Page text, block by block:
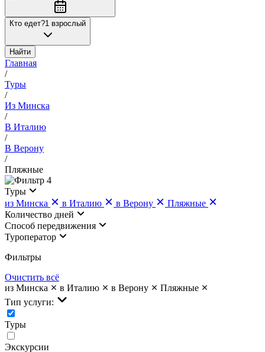
Кто едет?1 взрослый
Найти
Главная
/
Туры
/
Из Минска
/
В Италию
/
В Верону
/
Пляжные
4
Туры
из Минска
в Италию в Верону
Пляжные
Количество дней
Cпособ передвижения
Туроператор
Фильтры
Очистить всё
из Минска
в Италию в Верону
Пляжные
Тип услуги:
Туры
Экскурсии